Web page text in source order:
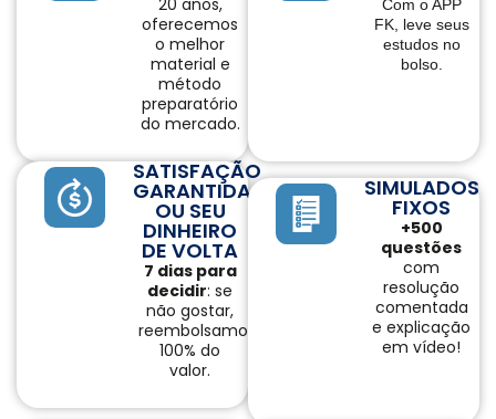
20 anos,
oferecemos
o melhor
material e
método
preparatório
do mercado.
Com o APP
FK, leve seus
estudos no
bolso.
SATISFAÇÃO
GARANTIDA
OU SEU
DINHEIRO
DE VOLTA
7 dias para
decidir: se
não gostar,
reembolsamos
100% do
valor.
SIMULADOS
FIXOS
+500
questões
com
resolução
comentada
e explicação
em vídeo!